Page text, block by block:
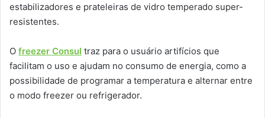
estabilizadores e prateleiras de vidro temperado super-
resistentes.
O freezer Consul traz para o usuário artifícios que
facilitam o uso e ajudam no consumo de energia, como a
possibilidade de programar a temperatura e alternar entre
o modo freezer ou refrigerador.